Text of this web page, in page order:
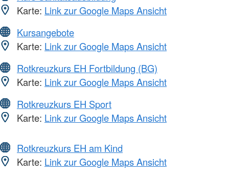
Karte: Link zur Google Maps Ansicht
Kursangebote
Karte: Link zur Google Maps Ansicht
Rotkreuzkurs EH Fortbildung (BG)
Karte: Link zur Google Maps Ansicht
Rotkreuzkurs EH Sport
Karte: Link zur Google Maps Ansicht
Rotkreuzkurs EH am Kind
Karte: Link zur Google Maps Ansicht